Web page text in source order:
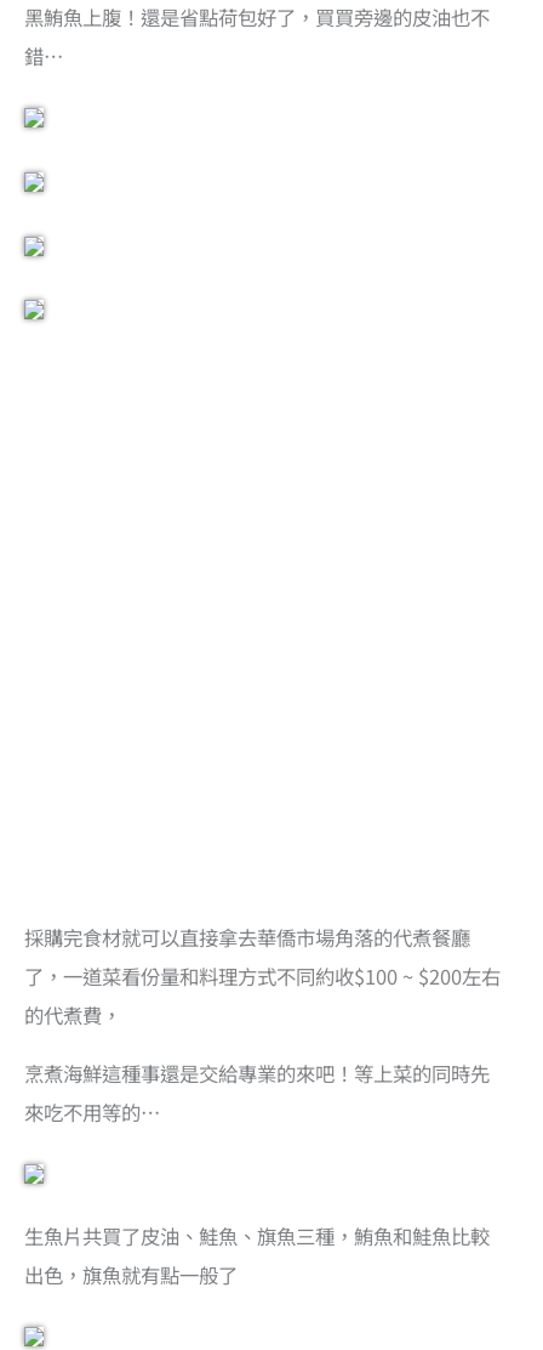
黑鮪魚上腹！還是省點荷包好了，買買旁邊的皮油也不
錯…
採購完食材就可以直接拿去華僑市場角落的代煮餐廳
了，一道菜看份量和料理方式不同約收$100 ~ $200左右
的代煮費，
烹煮海鮮這種事還是交給專業的來吧！等上菜的同時先
來吃不用等的…
生魚片共買了皮油、鮭魚、旗魚三種，鮪魚和鮭魚比較
出色，旗魚就有點一般了